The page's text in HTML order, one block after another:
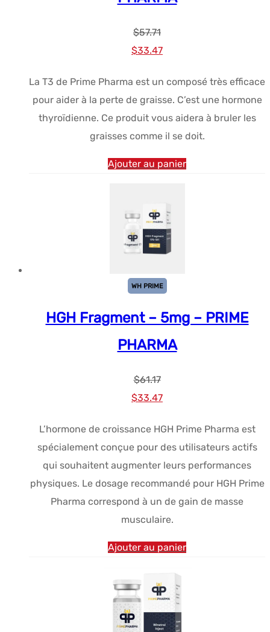
$57.71
Le
initial
était :
$57.71.
$33.47Le
actuel
est :
$33.47.
La T3 de Prime Pharma est un composé très efficace
pour aider à la perte de graisse. C’est une hormone
thyroïdienne. Ce produit vous aidera à bruler les
graisses comme il se doit.
Ajouter au panier
WH PRIME
HGH Fragment – 5mg – PRIME
PHARMA
$61.17
Le
initial
était :
$61.17.
$33.47Le
actuel
est :
$33.47.
L’hormone de croissance HGH Prime Pharma est
spécialement conçue pour des utilisateurs actifs
qui souhaitent augmenter leurs performances
physiques. Le dosage recommandé pour HGH Prime
Pharma correspond à un de gain de masse
musculaire.
Ajouter au panier